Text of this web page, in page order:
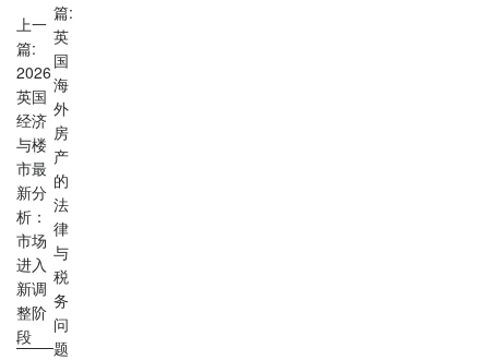
上一
篇:
2026
英国
经济
与楼
市最
新分
析：
市场
进入
新调
整阶
段
篇:
英
国
海
外
房
产
的
法
律
与
税
务
问
题